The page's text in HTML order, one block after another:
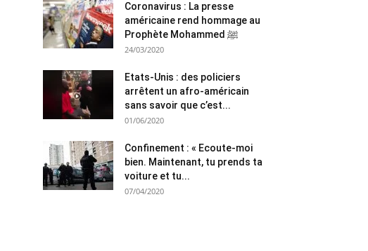
Coronavirus : La presse
américaine rend hommage au
Prophète Mohammed ﷺ
24/03/2020
Etats-Unis : des policiers
arrêtent un afro-américain
sans savoir que c’est...
01/06/2020
Confinement : « Ecoute-moi
bien. Maintenant, tu prends ta
voiture et tu...
07/04/2020